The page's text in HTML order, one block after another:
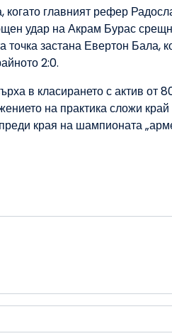
главният рефер
удар на Акрам Бурас
застана Евертон Бала,
2:0.
в класирането с актив от
на практика сложи
края на шампионата